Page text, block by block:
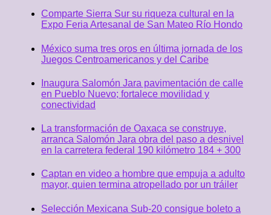
Comparte Sierra Sur su riqueza cultural en la
Expo Feria Artesanal de San Mateo Río Hondo
México suma tres oros en última jornada de los
Juegos Centroamericanos y del Caribe
Inaugura Salomón Jara pavimentación de calle
en Pueblo Nuevo; fortalece movilidad y
conectividad
La transformación de Oaxaca se construye,
arranca Salomón Jara obra del paso a desnivel
en la carretera federal 190 kilómetro 184 + 300
Captan en video a hombre que empuja a adulto
mayor, quien termina atropellado por un tráiler
Selección Mexicana Sub-20 consigue boleto a